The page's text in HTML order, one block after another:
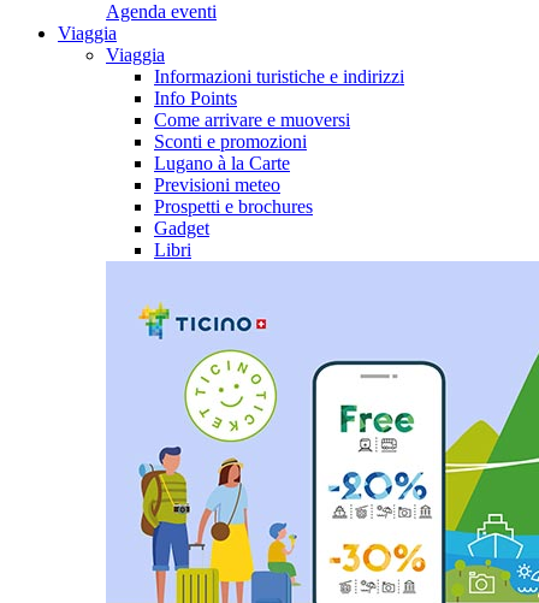
Agenda eventi
Viaggia
Viaggia
Informazioni turistiche e indirizzi
Info Points
Come arrivare e muoversi
Sconti e promozioni
Lugano à la Carte
Previsioni meteo
Prospetti e brochures
Gadget
Libri